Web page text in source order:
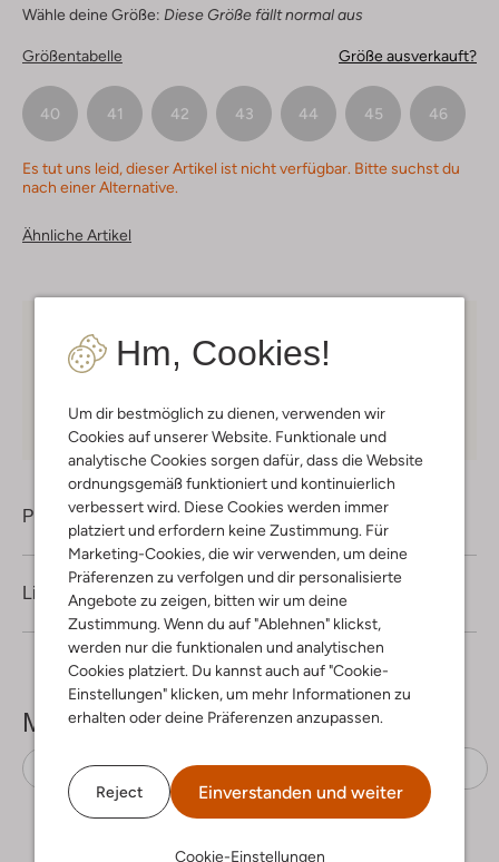
Hm, Cookies!
Um dir bestmöglich zu dienen, verwenden wir
Cookies auf unserer Website. Funktionale und
analytische Cookies sorgen dafür, dass die Website
ordnungsgemäß funktioniert und kontinuierlich
verbessert wird. Diese Cookies werden immer
platziert und erfordern keine Zustimmung. Für
Marketing-Cookies, die wir verwenden, um deine
Präferenzen zu verfolgen und dir personalisierte
Angebote zu zeigen, bitten wir um deine
Zustimmung. Wenn du auf "Ablehnen" klickst,
werden nur die funktionalen und analytischen
Cookies platziert. Du kannst auch auf "Cookie-
Einstellungen" klicken, um mehr Informationen zu
erhalten oder deine Präferenzen anzupassen.
Reject Einverstanden und weiter
Cookie-Einstellungen
Wähle deine Größe: Diese Größe fällt normal aus
Größentabelle Größe ausverkauft?
40 41 42 43 44 45 46
Es tut uns leid, dieser Artikel ist nicht verfügbar. Bitte suchst du
nach einer Alternative.
Ähnliche Artikel
Kostenloser Versandab € 75 für Club-Omoda
Mitglieder in Deutschland
Produktinformation
Lieferung & Rückgabe
Mehr sehen
Sneaker Low Tommy Hilfiger Stoff-Textil